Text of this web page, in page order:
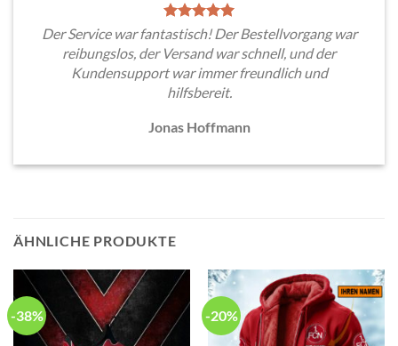
Der Service war fantastisch! Der Bestellvorgang war
reibungslos, der Versand war schnell, und der
Kundensupport war immer freundlich und
hilfsbereit.
Jonas Hoffmann
ÄHNLICHE PRODUKTE
-38% -20%